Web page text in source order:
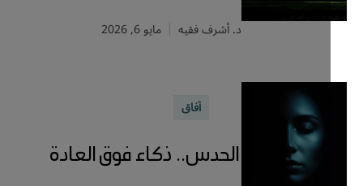
د. أشرف فقيه مايو 6, 2026
الحدس.. ذكاء فوق العادة